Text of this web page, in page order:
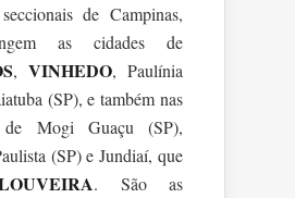
de Campinas,
as cidades de
, VINHEDO, Paulínia
(SP), e também nas
de Mogi Guaçu (SP),
(SP) e Jundiaí, que
. São as